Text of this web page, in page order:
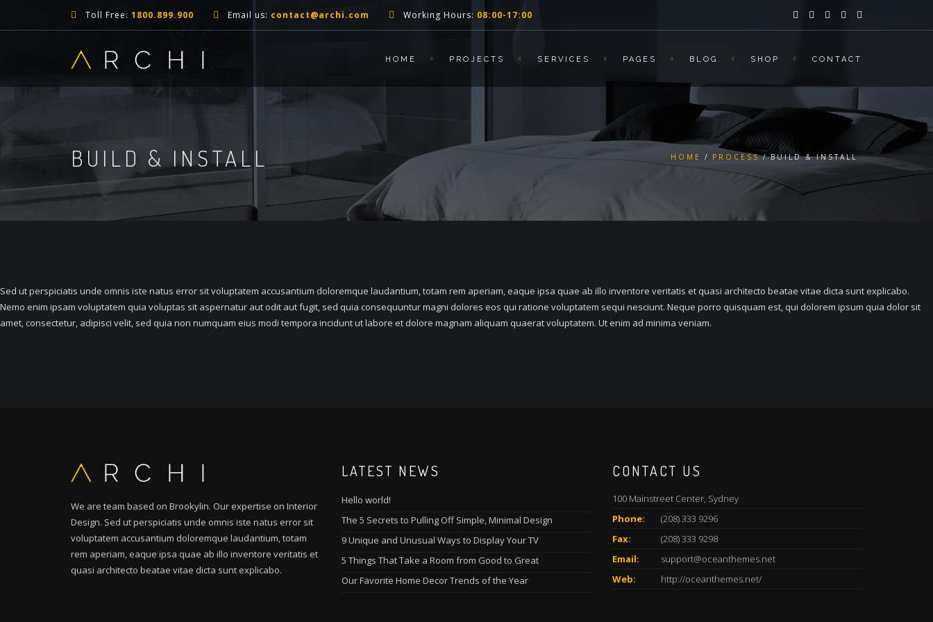
Toll Free: 1800.899.900 Email us: contact@archi.com Working Hours: 08:00-17:00
HOME PROJECTS SERVICES PAGES BLOG SHOP CONTACT
BUILD & INSTALL HOME PROCESS BUILD & INSTALL
Sed ut perspiciatis unde omnis iste natus error sit voluptatem accusantium doloremque laudantium, totam rem aperiam, eaque ipsa quae ab illo inventore veritatis et quasi architecto beatae vitae dicta sunt explicabo.
Nemo enim ipsam voluptatem quia voluptas sit aspernatur aut odit aut fugit, sed quia consequuntur magni dolores eos qui ratione voluptatem sequi nesciunt. Neque porro quisquam est, qui dolorem ipsum quia dolor sit
amet, consectetur, adipisci velit, sed quia non numquam eius modi tempora incidunt ut labore et dolore magnam aliquam quaerat voluptatem. Ut enim ad minima veniam.
We are team based on Brookylin. Our expertise on Interior
Design. Sed ut perspiciatis unde omnis iste natus error sit
voluptatem accusantium doloremque laudantium, totam
rem aperiam, eaque ipsa quae ab illo inventore veritatis et
quasi architecto beatae vitae dicta sunt explicabo.
LATEST NEWS
Hello world!
The 5 Secrets to Pulling Off Simple, Minimal Design
9 Unique and Unusual Ways to Display Your TV
5 Things That Take a Room from Good to Great
Our Favorite Home Decor Trends of the Year
CONTACT US
100 Mainstreet Center, Sydney
Phone:
(208) 333 9296
Fax:
(208) 333 9298
Email:
support@oceanthemes.net
Web:
http://oceanthemes.net/